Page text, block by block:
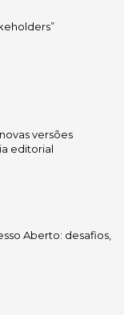
versões
editorial
Aberto: desafios,